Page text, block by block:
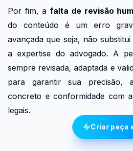
Por fim, afalta de revisão
do conteúdo é um erro
avançada que seja, não
a expertise do advogado. A
sempre revisada, adaptada e
para garantir sua precisão,
concreto e conformidade com
legais.
Criar peça